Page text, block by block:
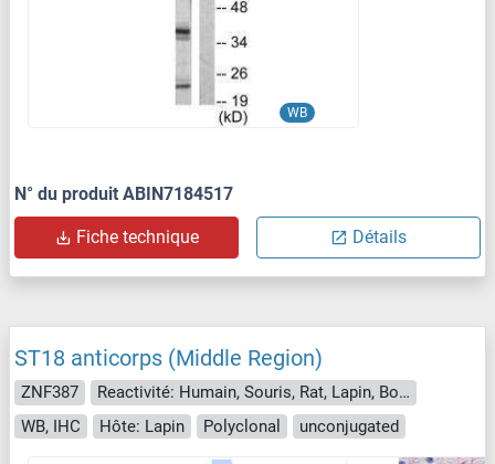
WB
N° du produit ABIN7184517
Fiche technique Détails
ST18 anticorps (Middle Region)
ZNF387
Reactivité: Humain, Souris, Rat, Lapin, Boeuf (Vache), Cobaye, Cheval, Porc, Chien
WB, IHC
Hôte: Lapin Polyclonal unconjugated